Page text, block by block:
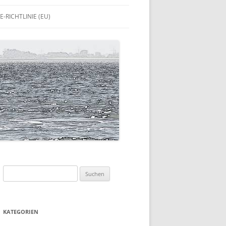
RICHTLINIE (EU)
nach:
KATEGORIEN